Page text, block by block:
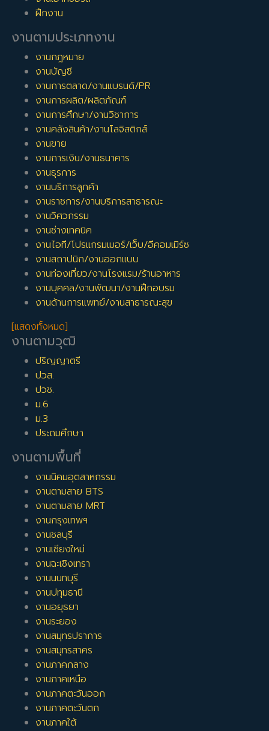
ฝึกงาน
งานตามประเภทงาน
งานกฎหมาย
งานบัญชี
งานการตลาด/งานแบรนด์/PR
งานการผลิต/ผลิตภัณฑ์
งานการศึกษา/งานวิชาการ
งานคลังสินค้า/งานโลจิสติกส์
งานขาย
งานการเงิน/งานธนาคาร
งานธุรการ
งานบริการลูกค้า
งานราชการ/งานบริการสาธารณะ
งานวิศวกรรม
งานช่างเทคนิค
งานไอที/โปรแกรมเมอร์/เว็บ/อีคอมเมิร์ซ
งานสถาปนิก/งานออกแบบ
งานท่องเที่ยว/งานโรงแรม/ร้านอาหาร
งานบุคคล/งานพัฒนา/งานฝึกอบรม
งานด้านการแพทย์/งานสาธารณะสุข
[แสดงทั้งหมด]
งานตามวุฒิ
ปริญญาตรี
ปวส.
ปวช.
ม.6
ม.3
ประถมศึกษา
งานตามพื้นที่
งานนิคมอุตสาหกรรม
งานตามสาย BTS
งานตามสาย MRT
งานกรุงเทพฯ
งานชลบุรี
งานเชียงใหม่
งานฉะเชิงเทรา
งานนนทบุรี
งานปทุมธานี
งานอยุธยา
งานระยอง
งานสมุทรปราการ
งานสมุทรสาคร
งานภาคกลาง
งานภาคเหนือ
งานภาคตะวันออก
งานภาคตะวันตก
งานภาคใต้